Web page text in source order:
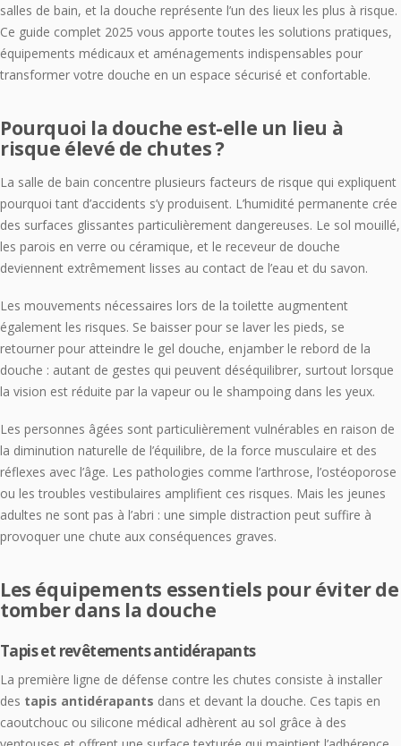
salles de bain, et la douche représente l’un des lieux les plus à risque.
Ce guide complet 2025 vous apporte toutes les solutions pratiques,
équipements médicaux et aménagements indispensables pour
transformer votre douche en un espace sécurisé et confortable.
Pourquoi la douche est-elle un lieu à
risque élevé de chutes ?
La salle de bain concentre plusieurs facteurs de risque qui expliquent
pourquoi tant d’accidents s’y produisent. L’humidité permanente crée
des surfaces glissantes particulièrement dangereuses. Le sol mouillé,
les parois en verre ou céramique, et le receveur de douche
deviennent extrêmement lisses au contact de l’eau et du savon.
Les mouvements nécessaires lors de la toilette augmentent
également les risques. Se baisser pour se laver les pieds, se
retourner pour atteindre le gel douche, enjamber le rebord de la
douche : autant de gestes qui peuvent déséquilibrer, surtout lorsque
la vision est réduite par la vapeur ou le shampoing dans les yeux.
Les personnes âgées sont particulièrement vulnérables en raison de
la diminution naturelle de l’équilibre, de la force musculaire et des
réflexes avec l’âge. Les pathologies comme l’arthrose, l’ostéoporose
ou les troubles vestibulaires amplifient ces risques. Mais les jeunes
adultes ne sont pas à l’abri : une simple distraction peut suffire à
provoquer une chute aux conséquences graves.
Les équipements essentiels pour éviter de
tomber dans la douche
Tapis et revêtements antidérapants
La première ligne de défense contre les chutes consiste à installer
des tapis antidérapants dans et devant la douche. Ces tapis en
caoutchouc ou silicone médical adhèrent au sol grâce à des